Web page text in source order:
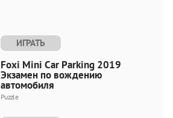
ИГРАТЬ
Foxi Mini Car Parking 2019
Экзамен по вождению
автомобиля
Puzzle